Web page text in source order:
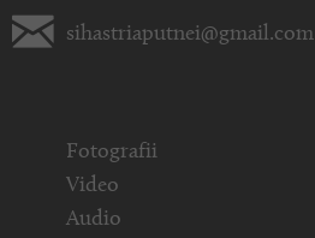
sihastriaputnei@gmail.com
Fotografii
Video
Audio